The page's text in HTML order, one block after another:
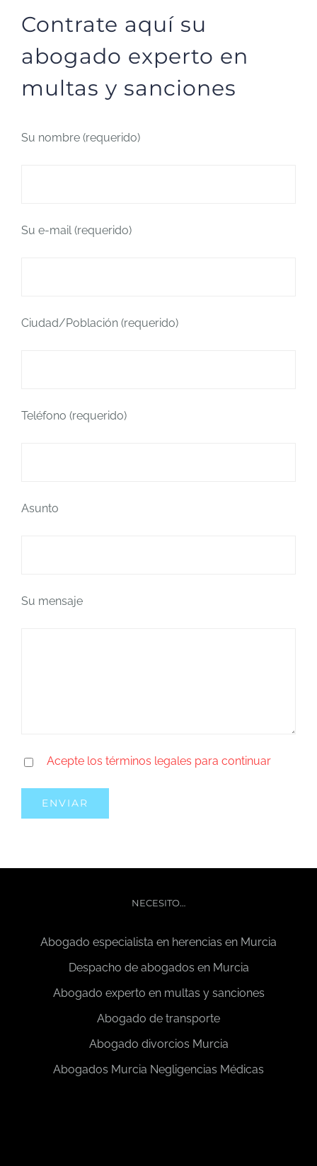
Contrate aquí su
abogado experto en
multas y sanciones
Su nombre (requerido)
Su e-mail (requerido)
Ciudad/Población (requerido)
Teléfono (requerido)
Asunto
Su mensaje
Acepte los términos legales para continuar
NECESITO…
Abogado especialista en herencias en Murcia
Despacho de abogados en Murcia
Abogado experto en multas y sanciones
Abogado de transporte
Abogado divorcios Murcia
Abogados Murcia Negligencias Médicas